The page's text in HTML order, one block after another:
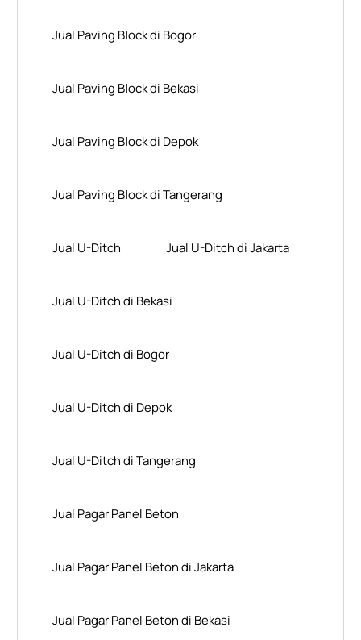
Jual Paving Block di Bogor
Jual Paving Block di Bekasi
Jual Paving Block di Depok
Jual Paving Block di Tangerang
Jual U-Ditch Jual U-Ditch di Jakarta
Jual U-Ditch di Bekasi
Jual U-Ditch di Bogor
Jual U-Ditch di Depok
Jual U-Ditch di Tangerang
Jual Pagar Panel Beton
Jual Pagar Panel Beton di Jakarta
Jual Pagar Panel Beton di Bekasi